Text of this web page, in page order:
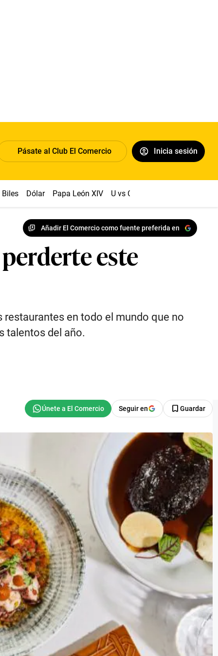
Pásate al Club El Comercio Inicia sesión
Dólar Papa León XIV U vs Cristal
Añadir El Comercio como fuente preferida en
este
en todo el mundo que no
talentos del año.
Seguir en Guardar